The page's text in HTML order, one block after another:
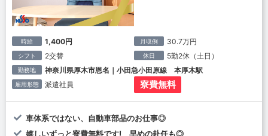
時給 1,400円 月収例 30.7万円
シフト 2交替 休日 5勤2休（土日）
勤務地 神奈川県厚木市恩名｜小田急小田原線 本厚木駅
雇用形態 派遣社員 寮費無料
車体系ではない、自動車部品のお仕事◎
嬉しいずっと寮費無料です! 早めの赴任も◎